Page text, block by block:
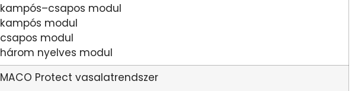
kampós–csapos modul
kampós modul
csapos modul
három nyelves modul
MACO Protect vasalatrendszer